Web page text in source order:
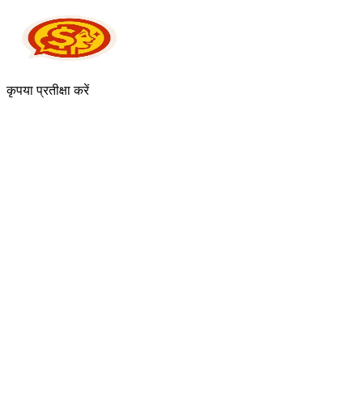
कृपया प्रतीक्षा करें